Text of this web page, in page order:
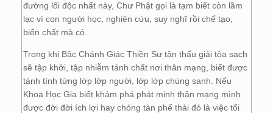
đường lối độc nhất này, Chư Phật gọi là tạm biết còn lầm
lạc vì con người học, nghiên cứu, suy nghĩ rồi chế tạo,
biến chất mà có.
Trong khi Bậc Chánh Giác Thiền Sư tận thấu giải tỏa sạch
sẽ tập khởi, tập nhiễm tánh chất nơi thân mạng, biết được
tánh tình từng lớp lớp người, lớp lớp chúng sanh. Nếu
Khoa Học Gia biết khám phá phát minh thân mạng mình
được đời đời ích lợi hay chóng tàn phế thải đó là việc tối